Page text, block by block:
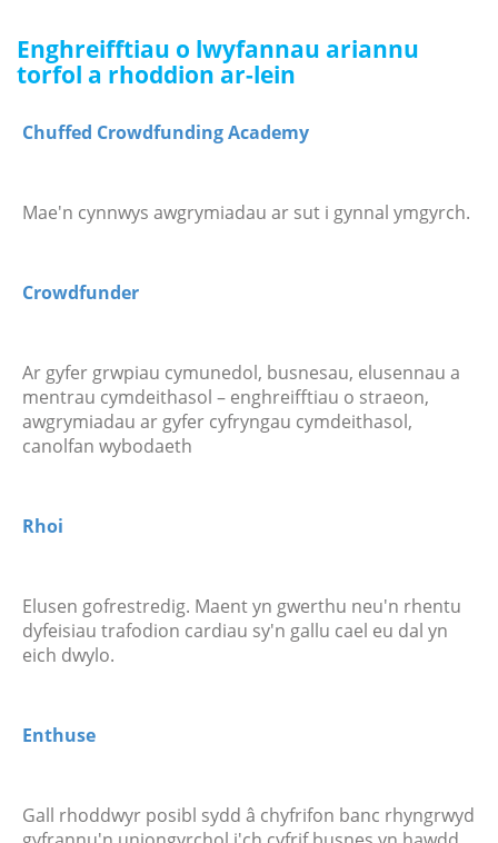
Enghreifftiau o lwyfannau ariannu
torfol a rhoddion ar-lein
Chuffed Crowdfunding Academy
Mae'n cynnwys awgrymiadau ar sut i gynnal ymgyrch.
Crowdfunder
Ar gyfer grwpiau cymunedol, busnesau, elusennau a
mentrau cymdeithasol – enghreifftiau o straeon,
awgrymiadau ar gyfer cyfryngau cymdeithasol,
canolfan wybodaeth
Rhoi
Elusen gofrestredig. Maent yn gwerthu neu'n rhentu
dyfeisiau trafodion cardiau sy'n gallu cael eu dal yn
eich dwylo.
Enthuse
Gall rhoddwyr posibl sydd â chyfrifon banc rhyngrwyd